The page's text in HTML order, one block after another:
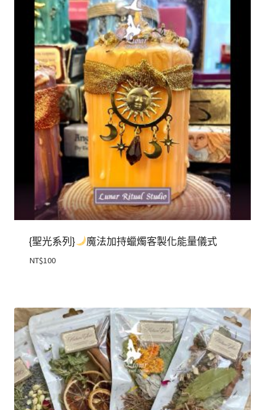
{聖光系列} 魔法加持蠟燭客製化能量儀式
NT$100